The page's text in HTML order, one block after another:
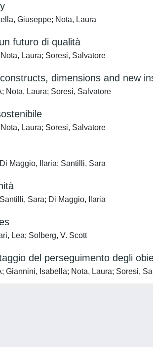
Giuseppe; Nota, Laura
futuro di qualità
Laura; Soresi, Salvatore
dimensions and new
Nota, Laura; Soresi, Salvatore
Laura; Soresi, Salvatore
Maggio, Ilaria; Santilli, Sara
Sara; Di Maggio, Ilaria
Lea; Solberg, V. Scott
del perseguimento degli
Giannini, Isabella; Nota, Laura; Soresi,